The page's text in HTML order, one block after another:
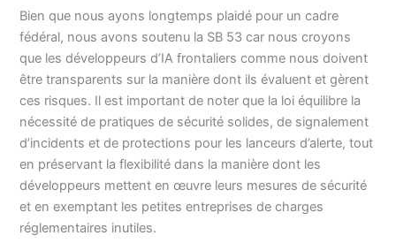
Bien que nous ayons longtemps plaidé pour un cadre
fédéral, nous avons soutenu la SB 53 car nous croyons
que les développeurs d’IA frontaliers comme nous doivent
être transparents sur la manière dont ils évaluent et gèrent
ces risques. Il est important de noter que la loi équilibre la
nécessité de pratiques de sécurité solides, de signalement
d’incidents et de protections pour les lanceurs d’alerte, tout
en préservant la flexibilité dans la manière dont les
développeurs mettent en œuvre leurs mesures de sécurité
et en exemptant les petites entreprises de charges
réglementaires inutiles.